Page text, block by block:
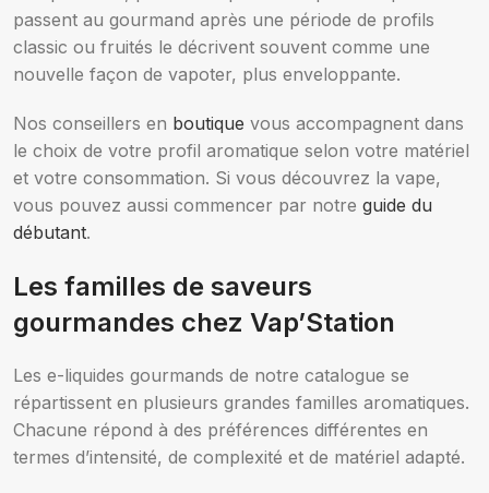
passent au gourmand après une période de profils
classic ou fruités le décrivent souvent comme une
nouvelle façon de vapoter, plus enveloppante.
Nos conseillers en boutique vous accompagnent dans
le choix de votre profil aromatique selon votre matériel
et votre consommation. Si vous découvrez la vape,
vous pouvez aussi commencer par notre guide du
débutant.
Les familles de saveurs
gourmandes chez Vap’Station
Les e-liquides gourmands de notre catalogue se
répartissent en plusieurs grandes familles aromatiques.
Chacune répond à des préférences différentes en
termes d’intensité, de complexité et de matériel adapté.